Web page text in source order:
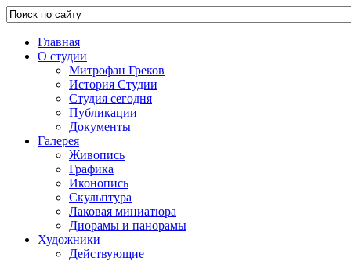
Главная
О студии
Митрофан Греков
История Студии
Студия сегодня
Публикации
Документы
Галерея
Живопись
Графика
Иконопись
Скульптура
Лаковая миниатюра
Диорамы и панорамы
Художники
Действующие